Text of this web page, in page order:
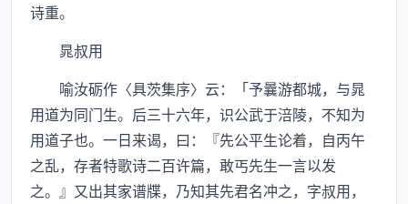
诗重。
晁叔用
喻汝砺作〈具茨集序〉云：「予曩游都城，与晁
用道为同门生。后三十六年，识公武于涪陵，不知为
用道子也。一日来谒，曰：『先公平生论着，自丙午
之乱，存者特歌诗二百许篇，敢丐先生一言以发
之。』又出其家谱牒，乃知其先君名冲之，字叔用，